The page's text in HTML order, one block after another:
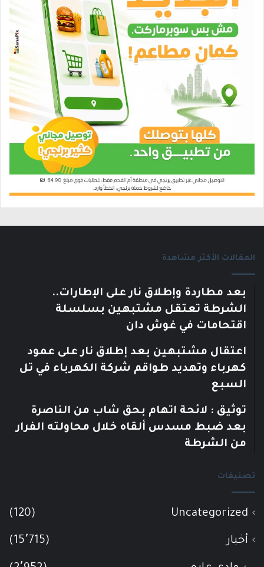
المقالات الأكثر مشاهدة
بعد مطاردة وإطلاق نار على الإطارات..
الشرطة تعتقل مشتبهين بسلسلة
اقتحامات في غوش دان
اعتقال مشتبهين بعد إطلاق نار على عمود
كهرباء وتهديد طواقم شركة الكهرباء في تل
السبع
توثيق : لائحة اتهام بحق شاب من الناصرة
بعد ضبط مسدس ألقاه خلال محاولته الفرار
من الشرطة
تصنيفات
Uncategorized
(120)
أخبار (15٬715)